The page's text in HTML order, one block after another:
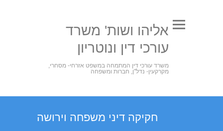
אליהו ושות' משרד
עורכי דין ונוטריון
משרד עורכי דין המתמחה במשפט אזרחי- מסחרי,
מקרקעין- נדל"ן, חברות ומשפחה
חקיקה דיני משפחה וירושה